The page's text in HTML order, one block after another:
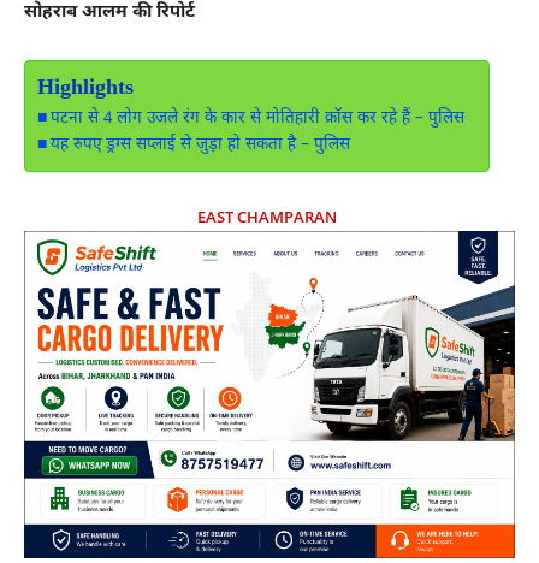
सोहराब आलम की रिपोर्ट
Highlights
पटना से 4 लोग उजले रंग के कार से मोतिहारी क्रॉस कर रहे हैं – पुलिस
यह रुपए ड्रग्स सप्लाई से जुड़ा हो सकता है – पुलिस
EAST CHAMPARAN